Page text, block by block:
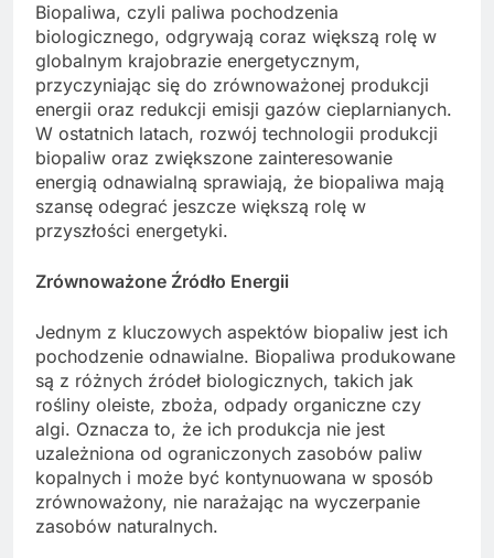
Biopaliwa, czyli paliwa pochodzenia
biologicznego, odgrywają coraz większą rolę w
globalnym krajobrazie energetycznym,
przyczyniając się do zrównoważonej produkcji
energii oraz redukcji emisji gazów cieplarnianych.
W ostatnich latach, rozwój technologii produkcji
biopaliw oraz zwiększone zainteresowanie
energią odnawialną sprawiają, że biopaliwa mają
szansę odegrać jeszcze większą rolę w
przyszłości energetyki.
Zrównoważone Źródło Energii
Jednym z kluczowych aspektów biopaliw jest ich
pochodzenie odnawialne. Biopaliwa produkowane
są z różnych źródeł biologicznych, takich jak
rośliny oleiste, zboża, odpady organiczne czy
algi. Oznacza to, że ich produkcja nie jest
uzależniona od ograniczonych zasobów paliw
kopalnych i może być kontynuowana w sposób
zrównoważony, nie narażając na wyczerpanie
zasobów naturalnych.